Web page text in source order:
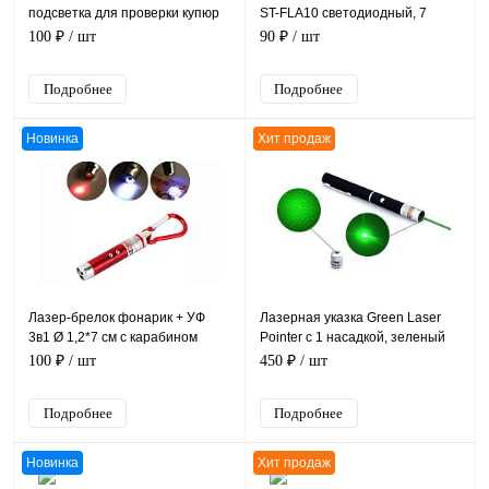
подсветка для проверки купюр
7см, на карабине
100 ₽ / шт
Подробнее
ST-FLA10 светодиодный, 7
люминов, Ø 1,3*7 см с кольцом,
90 ₽ / шт
Подробнее
Новинка
Лазер-брелок фонарик + УФ
3в1 Ø 1,2*7 см с карабином
100 ₽ / шт
Подробнее
Хит продаж
Лазерная указка Green Laser
Pointer с 1 насадкой, зеленый
луч
450 ₽ / шт
Подробнее
Новинка Хит продаж